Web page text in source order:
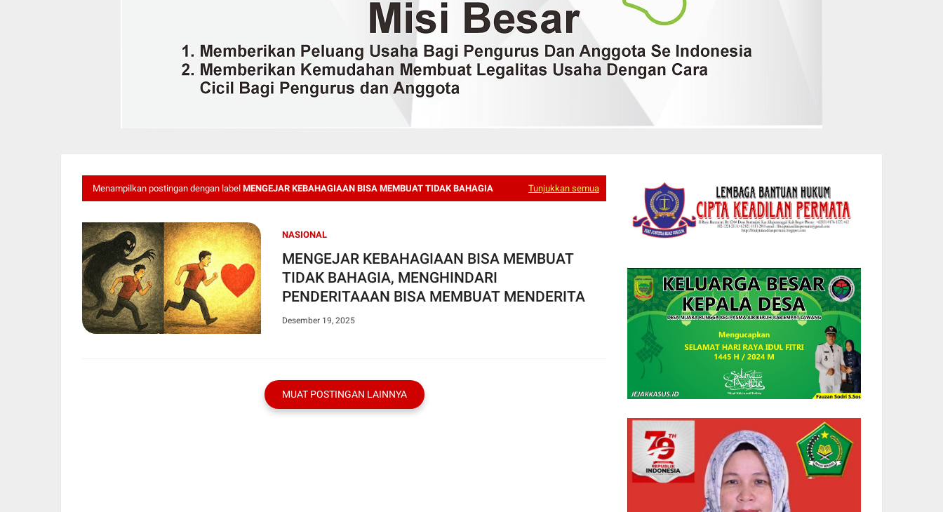
Menampilkan postingan dengan label MENGEJAR KEBAHAGIAAN BISA MEMBUAT TIDAK BAHAGIA Tunjukkan semua
NASIONAL
MENGEJAR KEBAHAGIAAN BISA MEMBUAT
TIDAK BAHAGIA, MENGHINDARI
PENDERITAAAN BISA MEMBUAT MENDERITA
Desember 19, 2025
MUAT POSTINGAN LAINNYA